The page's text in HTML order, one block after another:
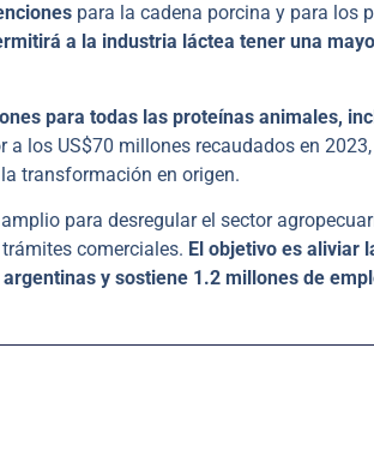
para la cadena porcina y para los
a la industria láctea tener una
para todas las proteínas animales,
los US$70 millones recaudados en
transformación en origen.
para desregular el sector
comerciales. El objetivo es aliviar
y sostiene 1.2 millones de